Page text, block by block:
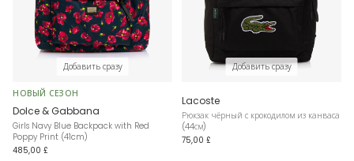
Добавить сразу
НОВЫЙ СЕЗОН
Dolce & Gabbana
Girls Navy Blue Backpack with Red
Poppy Print (41cm)
485,00 £
Добавить сразу
Lacoste
Рюкзак чёрный с крокодилом из канваса
(44см)
75,00 £